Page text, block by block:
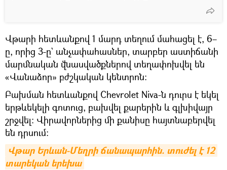
Վթարի հետևանքով 1 մարդ տեղում մահացել է, 6–
ը, որից 3-ը` անչափահասներ, տարբեր աստիճանի
մարմնական վնասվածքներով տեղափոխվել են
«Վանաձոր» բժշկական կենտրոն։
Բախման հետևանքով Chevrolet Niva-ն դուրս է եկել
երթևեկելի գոտուց, բախվել քարերին և գլխիվայր
շրջվել։ Վիրավորներից մի քանիսը հայտնաբերվել
են դրսում։
Վթար Երևան-Մեղրի ճանապարհին. տուժել է 12
տարեկան երեխա